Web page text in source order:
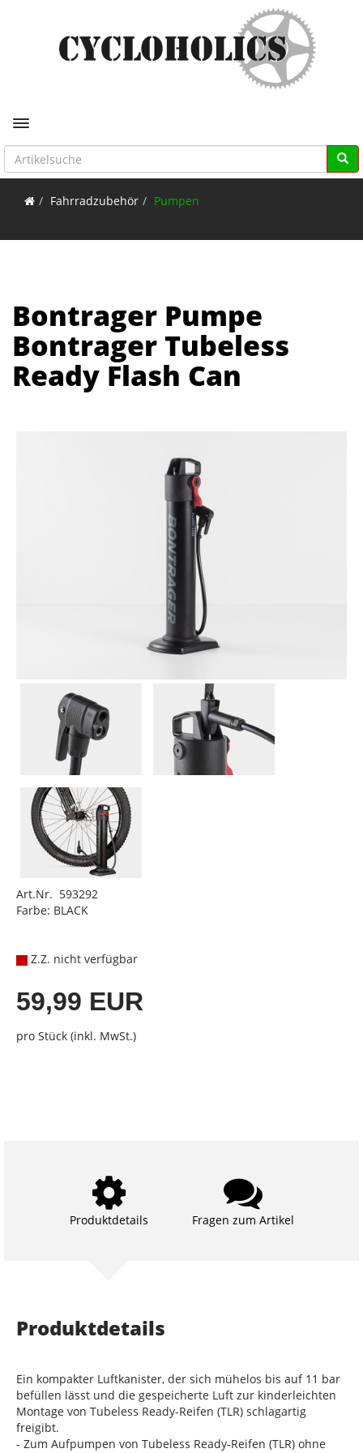
Toggle navigation
Fahrradzubehör Pumpen
Bontrager Pumpe
Bontrager Tubeless
Ready Flash Can
Art.Nr. 593292
Farbe: BLACK
Z.Z. nicht verfügbar
59,99 EUR
pro Stück (inkl. MwSt.)
Produktdetails Fragen zum Artikel
Produktdetails
Ein kompakter Luftkanister, der sich mühelos bis auf 11 bar
befüllen lässt und die gespeicherte Luft zur kinderleichten
Montage von Tubeless Ready-Reifen (TLR) schlagartig
freigibt.
- Zum Aufpumpen von Tubeless Ready-Reifen (TLR) ohne